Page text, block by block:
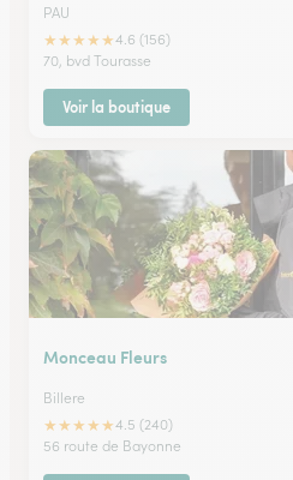
PAU
★★★★★4.6 (156)
70, bvd Tourasse
Voir la boutique
Monceau Fleurs
Billere
★★★★★4.5 (240)
56 route de Bayonne